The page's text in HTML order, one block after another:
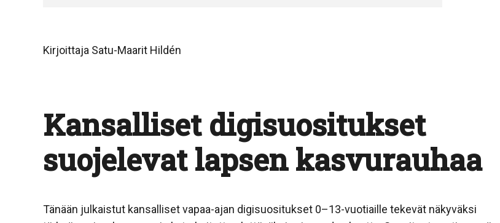
Kirjoittaja Satu-Maarit Hildén
Kansalliset digisuositukset
suojelevat lapsen kasvurauhaa
Tänään julkaistut kansalliset vapaa-ajan digisuositukset 0–13-vuotiaille tekevät näkyväksi